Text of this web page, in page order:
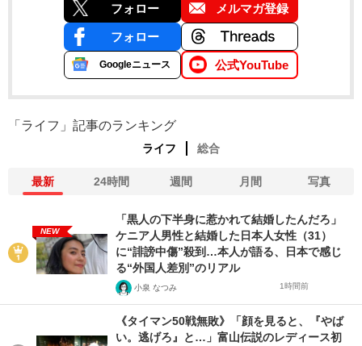
フォロー メルマガ登録
フォロー
Googleニュース 公式YouTube
「ライフ」記事のランキング
ライフ 総合
最新 24時間 週間 月間 写真
NEW
「黒人の下半身に惹かれて結婚したんだろ」
ケニア人男性と結婚した日本人女性（31）
に“誹謗中傷”殺到…本人が語る、日本で感じ
る“外国人差別”のリアル
小泉 なつみ 1時間前
《タイマン50戦無敗》「顔を見ると、『やば
い。逃げろ』と…」富山伝説のレディース初